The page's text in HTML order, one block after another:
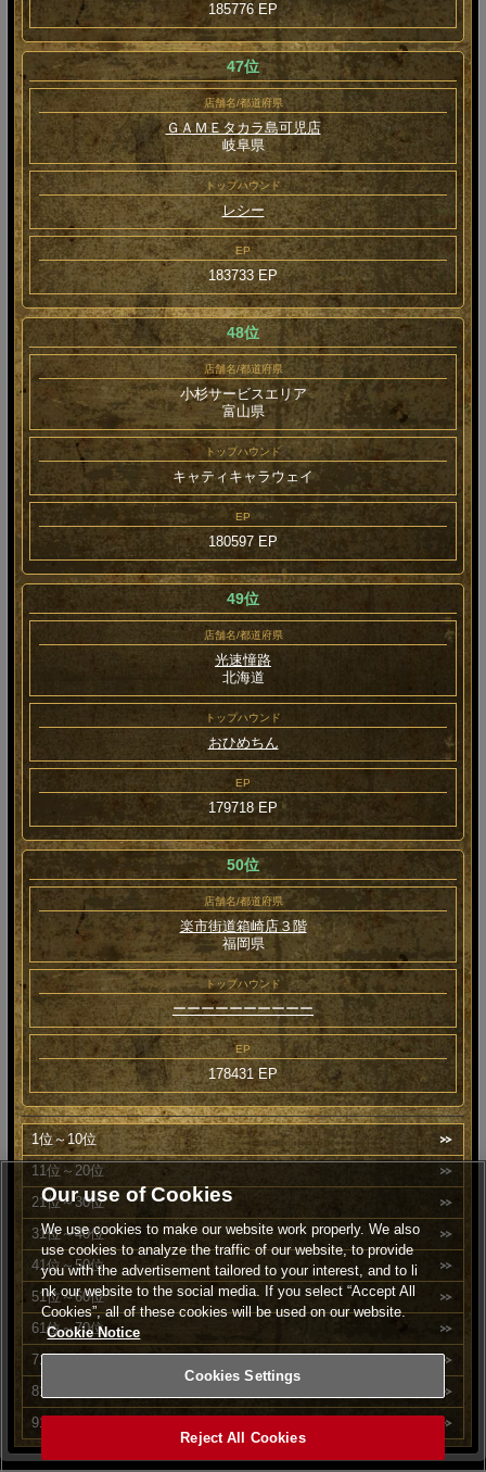
185776 EP
47位
店舗名/都道府県
ＧＡＭＥタカラ島可児店
岐阜県
トップハウンド
レシー
EP
183733 EP
48位
店舗名/都道府県
小杉サービスエリア
富山県
トップハウンド
キャティキャラウェイ
EP
180597 EP
49位
店舗名/都道府県
光速憧路
北海道
トップハウンド
おひめちん
EP
179718 EP
50位
店舗名/都道府県
楽市街道箱崎店３階
福岡県
トップハウンド
ーーーーーーーーーー
EP
178431 EP
1位～10位
11位～20位
21位～30位
31位～40位
41位～50位
51位～60位
61位～70位
71位～80位
81位～90位
91位～100位
Our use of Cookies
We use cookies to make our website work properly. We also
use cookies to analyze the traffic of our website, to provide
you with the advertisement tailored to your interest, and to li
nk our website to the social media. If you select “Accept All
Cookies”, all of these cookies will be used on our website.
Cookie Notice
Cookies Settings
Reject All Cookies